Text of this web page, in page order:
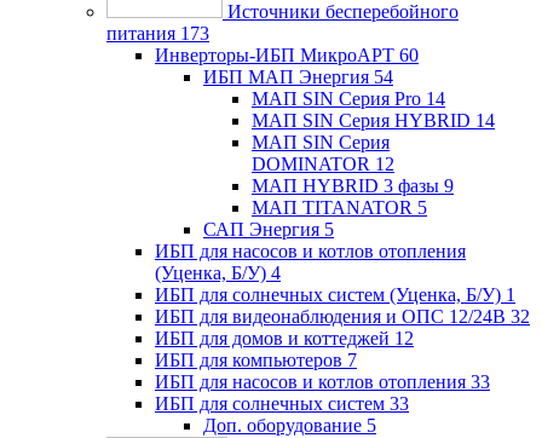
Источники бесперебойного
питания 173
Инверторы-ИБП МикроАРТ 60
ИБП МАП Энергия 54
МАП SIN Серия Pro 14
МАП SIN Серия HYBRID 14
МАП SIN Серия
DOMINATOR 12
МАП HYBRID 3 фазы 9
МАП TITANATOR 5
САП Энергия 5
ИБП для насосов и котлов отопления
(Уценка, Б/У) 4
ИБП для солнечных систем (Уценка, Б/У) 1
ИБП для видеонаблюдения и ОПС 12/24В 32
ИБП для домов и коттеджей 12
ИБП для компьютеров 7
ИБП для насосов и котлов отопления 33
ИБП для солнечных систем 33
Доп. оборудование 5